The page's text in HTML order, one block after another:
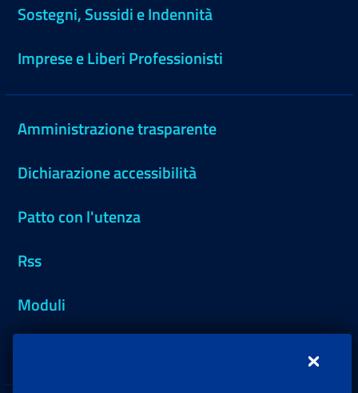
Sostegni, Sussidi e Indennità
Imprese e Liberi Professionisti
Amministrazione trasparente
Dichiarazione accessibilità
Patto con l'utenza
Rss
Moduli